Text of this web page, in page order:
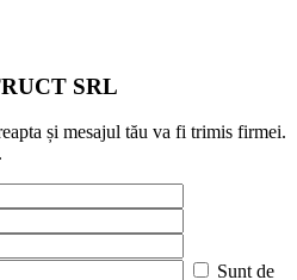
SRL
și mesajul tău va fi trimis firmei.
Sunt de